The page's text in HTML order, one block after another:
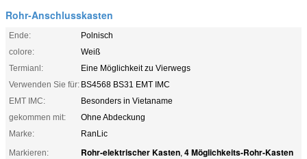
Rohr-Anschlusskasten
Ende:
Polnisch
colore:
Weiß
Termianl:
Eine Möglichkeit zu Vierwegs
Verwenden Sie für: BS4568 BS31 EMT IMC
EMT IMC:
Besonders in Vietaname
gekommen mit:
Ohne Abdeckung
Marke:
RanLic
Markieren:
Rohr-elektrischer Kasten, 4 Möglichkeits-Rohr-Kasten